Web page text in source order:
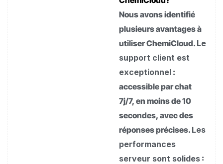
Nous avons identifié
plusieurs avantages à
utiliser ChemiCloud. Le
support client est
exceptionnel :
accessible par chat
7j/7, en moins de 10
secondes, avec des
réponses précises. Les
performances
serveur sont solides :